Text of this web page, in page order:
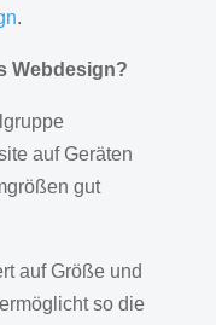
.
Webdesign?
auf Geräten
gut
auf Größe und
so die